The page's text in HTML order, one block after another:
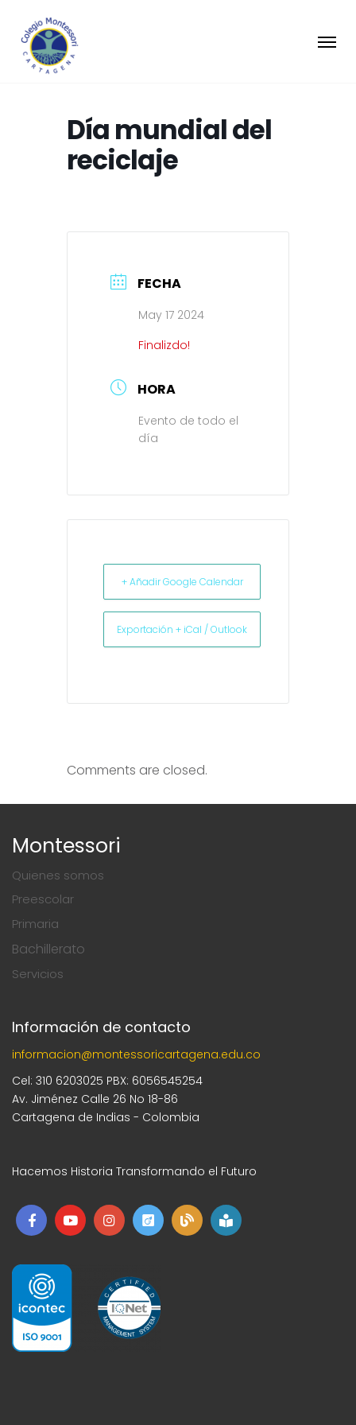
Día mundial del
reciclaje
FECHA
May 17 2024
Finalizdo!
HORA
Evento de todo el
día
+ Añadir Google Calendar
Exportación + iCal / Outlook
Comments are closed.
Montessori
Quienes somos
Preescolar
Primaria
Bachillerato
Servicios
Información de contacto
informacion@montessoricartagena.edu.co
Cel: 310 6203025 PBX: 6056545254
Av. Jiménez Calle 26 No 18-86
Cartagena de Indias - Colombia
Hacemos Historia Transformando el Futuro